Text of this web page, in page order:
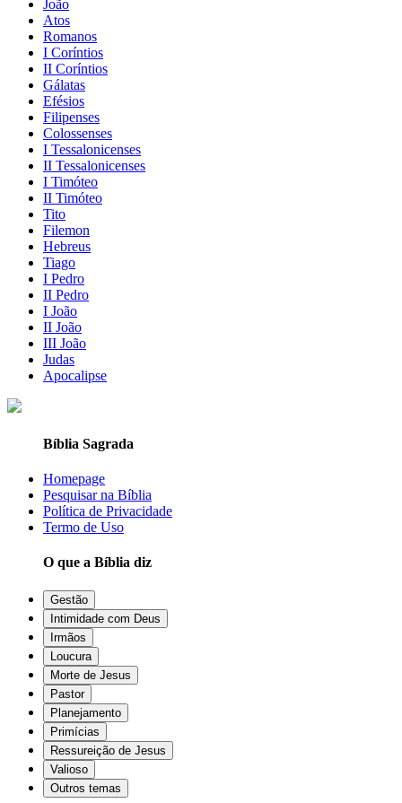
João
Atos
Romanos
I Coríntios
II Coríntios
Gálatas
Efésios
Filipenses
Colossenses
I Tessalonicenses
II Tessalonicenses
I Timóteo
II Timóteo
Tito
Filemon
Hebreus
Tiago
I Pedro
II Pedro
I João
II João
III João
Judas
Apocalipse
Bíblia Sagrada
Homepage
Pesquisar na Bíblia
Política de Privacidade
Termo de Uso
O que a Bíblia diz
Gestão
Intimidade com Deus
Irmãos
Loucura
Morte de Jesus
Pastor
Planejamento
Primícias
Ressureição de Jesus
Valioso
Outros temas